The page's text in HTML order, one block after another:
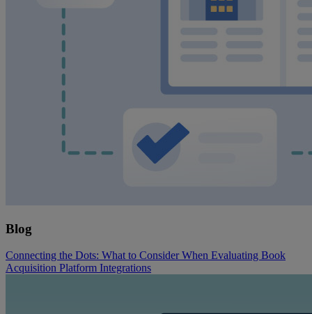
Blog
Connecting the Dots: What to Consider When Evaluating Book
Acquisition Platform Integrations